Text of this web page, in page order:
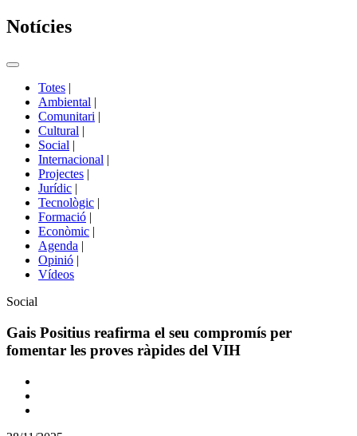
Notícies
Commutador
portals
Totes |
Ambiental |
Comunitari |
Cultural |
Social |
Internacional |
Projectes |
Jurídic |
Tecnològic |
Formació |
Econòmic |
Agenda |
Opinió |
Vídeos
Àmbit
la
notícia
Social
Gais Positius reafirma el seu compromís per
fomentar les proves ràpides del VIH
Comparteix